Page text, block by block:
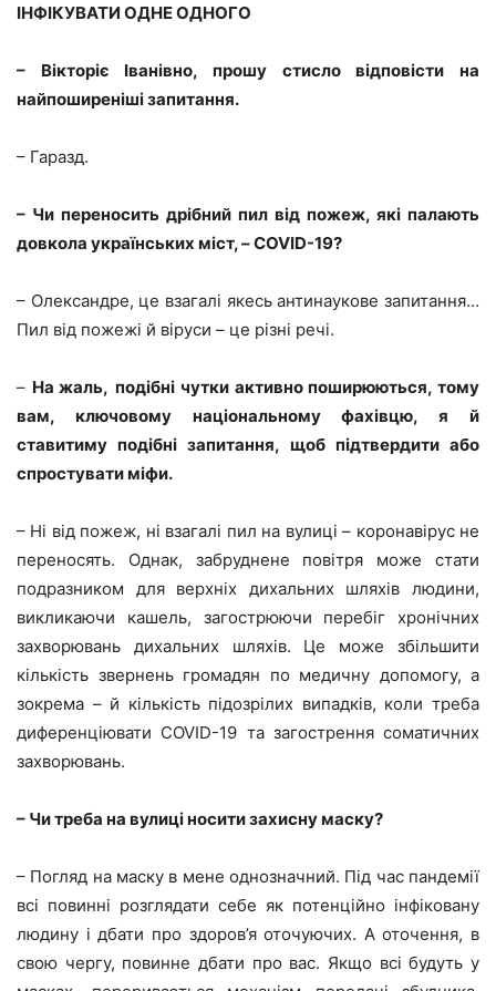
ІНФІКУВАТИ ОДНЕ ОДНОГО
– Вікторіє Іванівно, прошу стисло відповісти на
найпоширеніші запитання.
– Гаразд.
– Чи переносить дрібний пил від пожеж, які палають
довкола українських міст, – COVID-19?
– Олександре, це взагалі якесь антинаукове запитання…
Пил від пожежі й віруси – це різні речі.
– На жаль, подібні чутки активно поширюються, тому
вам, ключовому національному фахівцю, я й
ставитиму подібні запитання, щоб підтвердити або
спростувати міфи.
– Ні від пожеж, ні взагалі пил на вулиці – коронавірус не
переносять. Однак, забруднене повітря може стати
подразником для верхніх дихальних шляхів людини,
викликаючи кашель, загострюючи перебіг хронічних
захворювань дихальних шляхів. Це може збільшити
кількість звернень громадян по медичну допомогу, а
зокрема – й кількість підозрілих випадків, коли треба
диференціювати COVID-19 та загострення соматичних
захворювань.
– Чи треба на вулиці носити захисну маску?
– Погляд на маску в мене однозначний. Під час пандемії
всі повинні розглядати себе як потенційно інфіковану
людину і дбати про здоров’я оточуючих. А оточення, в
свою чергу, повинне дбати про вас. Якщо всі будуть у